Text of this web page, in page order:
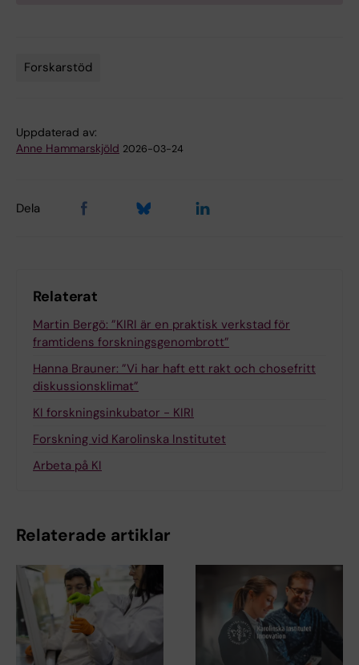
Forskarstöd
Uppdaterad av:
Anne Hammarskjöld 2026-03-24
Dela
Relaterat
Martin Bergö: ”KIRI är en praktisk verkstad för
framtidens forskningsgenombrott”
Hanna Brauner: ”Vi har haft ett rakt och chosefritt
diskussionsklimat”
KI forskningsinkubator - KIRI
Forskning vid Karolinska Institutet
Arbeta på KI
Relaterade artiklar